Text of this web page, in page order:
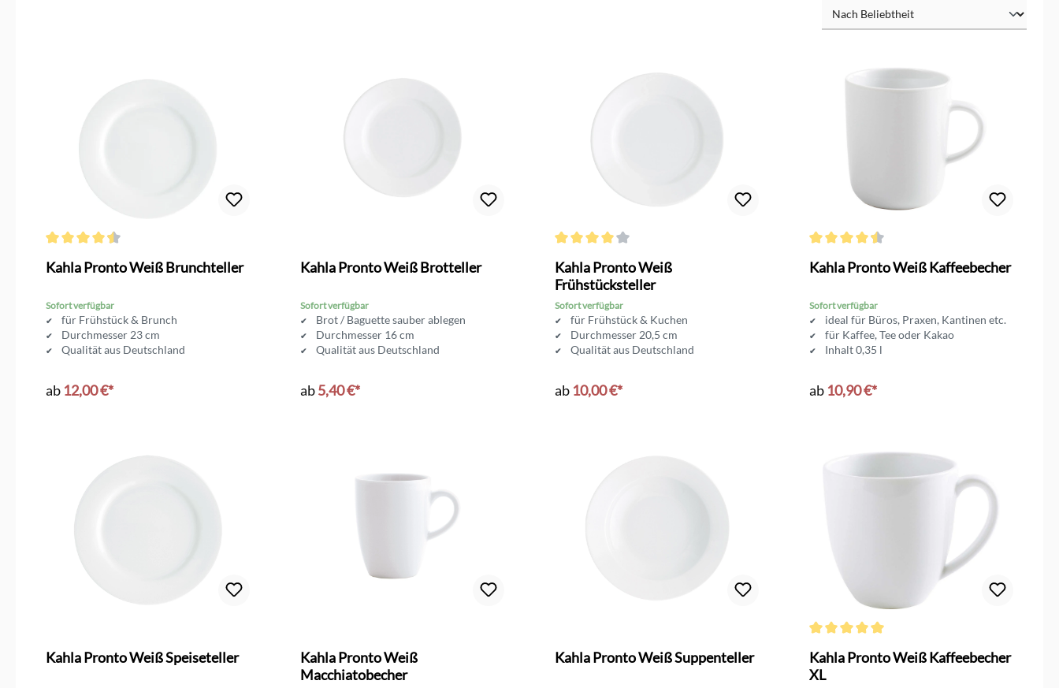
Kahla Pronto Weiß Brunchteller
Sofort verfügbar
für Frühstück & Brunch
Durchmesser 23 cm
Qualität aus Deutschland
ab 12,00 €*
Kahla Pronto Weiß Brotteller
Sofort verfügbar
Brot / Baguette sauber ablegen
Durchmesser 16 cm
Qualität aus Deutschland
ab5,40 €*
Kahla Pronto Weiß
Frühstücksteller
Sofort verfügbar
für Frühstück & Kuchen
Durchmesser 20,5 cm
Qualität aus Deutschland
ab 10,00 €*
Kahla Pronto Weiß Kaffeebecher
Sofort verfügbar
ideal für Büros, Praxen, Kantinen etc.
für Kaffee, Tee oder Kakao
Inhalt 0,35 l
ab 10,90 €*
Kahla Pronto Weiß Speiseteller
Kahla Pronto Weiß
Macchiatobecher
Kahla Pronto Weiß Suppenteller
Kahla Pronto Weiß Kaffeebecher
XL